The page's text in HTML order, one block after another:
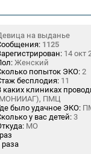
на выданье
1125
14 окт
Женский
попыток ЭКО: 2
бесплодия: 11
каких клиниках
ПМЦ
было удачное ЭКО:
у вас детей: 3
МО
раза